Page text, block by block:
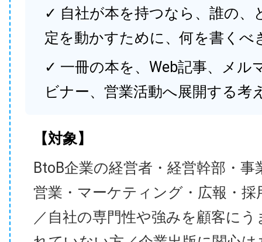
✓ 自社が本を持つなら、誰の、
定を動かすために、何を書くべ
✓ 一冊の本を、Web記事、メル
ビナー、営業活動へ展開する考
【対象】
BtoB企業の経営者・経営幹部・事
営業・マーケティング・広報・採
／自社の専門性や強みを顧客に